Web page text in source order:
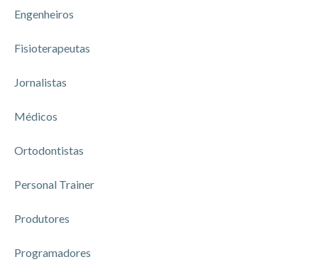
Engenheiros
Fisioterapeutas
Jornalistas
Médicos
Ortodontistas
Personal Trainer
Produtores
Programadores